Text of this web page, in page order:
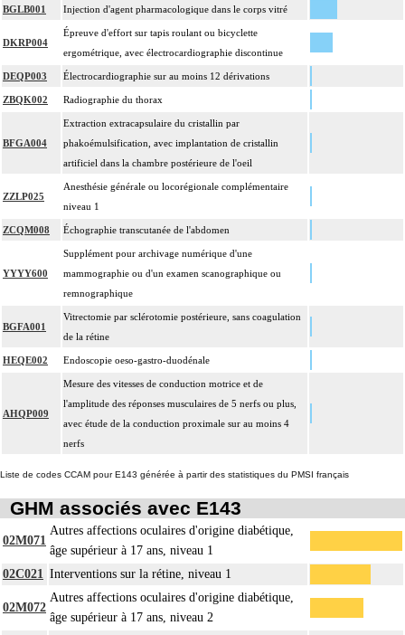
BGLB001 Injection d'agent pharmacologique dans le corps vitré
DKRP004
Épreuve d'effort sur tapis roulant ou bicyclette
ergométrique, avec électrocardiographie discontinue
DEQP003 Électrocardiographie sur au moins 12 dérivations
ZBQK002 Radiographie du thorax
BFGA004
Extraction extracapsulaire du cristallin par
phakoémulsification, avec implantation de cristallin
artificiel dans la chambre postérieure de l'oeil
ZZLP025
Anesthésie générale ou locorégionale complémentaire
niveau 1
ZCQM008 Échographie transcutanée de l'abdomen
YYYY600
Supplément pour archivage numérique d'une
mammographie ou d'un examen scanographique ou
remnographique
BGFA001
Vitrectomie par sclérotomie postérieure, sans coagulation
de la rétine
HEQE002 Endoscopie oeso-gastro-duodénale
AHQP009
Mesure des vitesses de conduction motrice et de
l'amplitude des réponses musculaires de 5 nerfs ou plus,
avec étude de la conduction proximale sur au moins 4
nerfs
Liste de codes CCAM pour E143 générée à partir des statistiques du PMSI français
GHM associés avec E143
02M071
Autres affections oculaires d'origine diabétique,
âge supérieur à 17 ans, niveau 1
02C021 Interventions sur la rétine, niveau 1
02M072
Autres affections oculaires d'origine diabétique,
âge supérieur à 17 ans, niveau 2